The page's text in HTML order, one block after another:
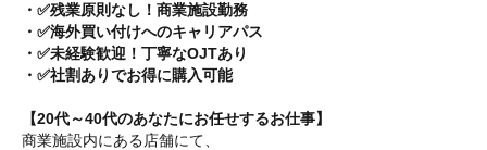
・✅残業原則なし！商業施設勤務
・✅海外買い付けへのキャリアパス
・✅未経験歓迎！丁寧なOJTあり
・✅社割ありでお得に購入可能
【20代～40代のあなたにお任せするお仕事】
商業施設内にある店舗にて、